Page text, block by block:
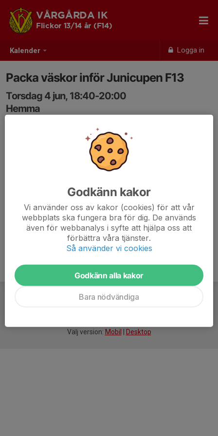
Kalender Logga in
VÅRGÅRDA IK
Flickor 13/14 år (F14)
Packa väskor inför Junicupen F13
Torsdag 4 jun, 18:40-20:00
Hemma
Välj version: Mobil Desktop
Godkänn kakor
Vi använder oss av kakor (cookies) för att vår
webbplats ska fungera bra för dig. De används
även för webbanalys i syfte att hjälpa oss att
förbättra våra tjänster.
Så använder vi cookies
Godkänn alla kakor
Bara nödvändiga